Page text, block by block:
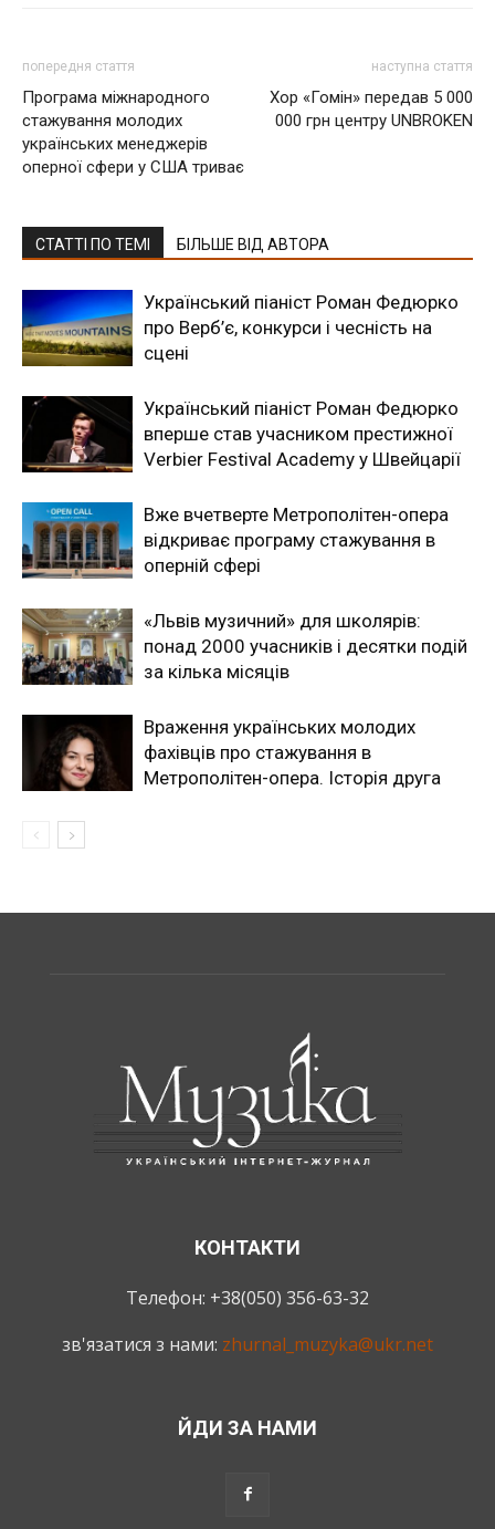
попередня стаття
Програма міжнародного
стажування молодих
українських менеджерів
оперної сфери у США триває
наступна стаття
Хор «Гомін» передав 5 000
000 грн центру UNBROKEN
СТАТТІ ПО ТЕМІ БІЛЬШЕ ВІД АВТОРА
Український піаніст Роман Федюрко
про Верб’є, конкурси і чесність на
сцені
Український піаніст Роман Федюрко
вперше став учасником престижної
Verbier Festival Academy у Швейцарії
Вже вчетверте Метрополітен-опера
відкриває програму стажування в
оперній сфері
«Львів музичний» для школярів:
понад 2000 учасників і десятки подій
за кілька місяців
Враження українських молодих
фахівців про стажування в
Метрополітен-опера. Історія друга
КОНТАКТИ
Телефон: +38(050) 356-63-32
зв'язатися з нами: zhurnal_muzyka@ukr.net
ЙДИ ЗА НАМИ